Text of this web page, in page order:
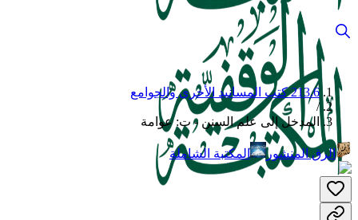
213.6 كتب المسانيد الأخرى والجوامع
/
المدخل إلى علم السنن - ت: عوامة
الرق المنشور المكتبة الشاملة